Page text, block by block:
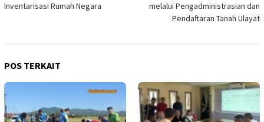
Inventarisasi Rumah Negara
melalui Pengadministrasian dan
Pendaftaran Tanah Ulayat
POS TERKAIT